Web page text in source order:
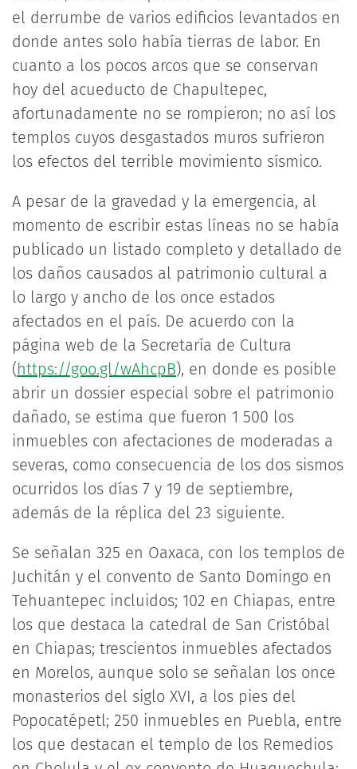
el derrumbe de varios edificios levantados en
donde antes solo había tierras de labor. En
cuanto a los pocos arcos que se conservan
hoy del acueducto de Chapultepec,
afortunadamente no se rompieron; no así los
templos cuyos desgastados muros sufrieron
los efectos del terrible movimiento sísmico.
A pesar de la gravedad y la emergencia, al
momento de escribir estas líneas no se había
publicado un listado completo y detallado de
los daños causados al patrimonio cultural a
lo largo y ancho de los once estados
afectados en el país. De acuerdo con la
página web de la Secretaría de Cultura
(https://goo.gl/wAhcpB), en donde es posible
abrir un dossier especial sobre el patrimonio
dañado, se estima que fueron 1 500 los
inmuebles con afectaciones de moderadas a
severas, como consecuencia de los dos sismos
ocurridos los días 7 y 19 de septiembre,
además de la réplica del 23 siguiente.
Se señalan 325 en Oaxaca, con los templos de
Juchitán y el convento de Santo Domingo en
Tehuantepec incluidos; 102 en Chiapas, entre
los que destaca la catedral de San Cristóbal
en Chiapas; trescientos inmuebles afectados
en Morelos, aunque solo se señalan los once
monasterios del siglo XVI, a los pies del
Popocatépetl; 250 inmuebles en Puebla, entre
los que destacan el templo de los Remedios